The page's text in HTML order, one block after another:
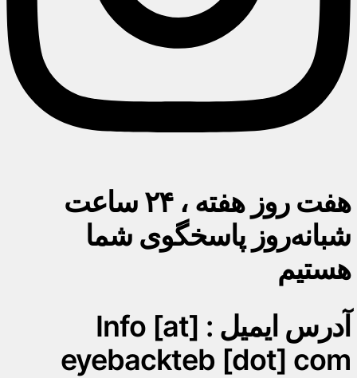
هفت روز هفته ، ۲۴ ساعت
شبانه‌روز پاسخگوی شما
هستیم
آدرس ایمیل : Info [at]
eyebackteb [dot] com